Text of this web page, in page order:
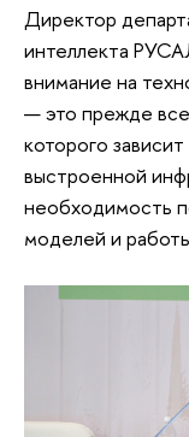
Директор
интеллекта
внимание на
— это прежде
которого
выстроенной
необходимость
моделей и